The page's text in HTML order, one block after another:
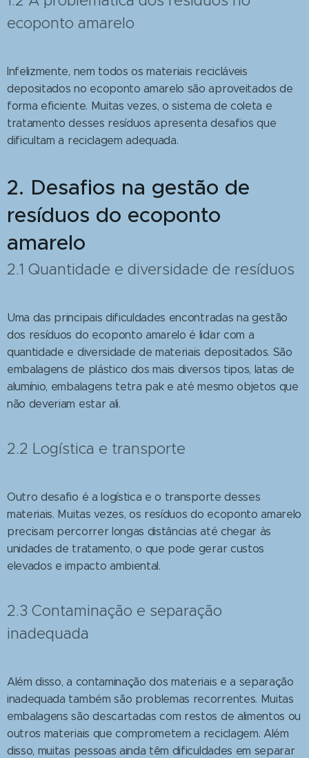
ecoponto amarelo
Infelizmente, nem todos os materiais recicláveis
depositados no ecoponto amarelo são aproveitados de
forma eficiente. Muitas vezes, o sistema de coleta e
tratamento desses resíduos apresenta desafios que
dificultam a reciclagem adequada.
2. Desafios na gestão de
resíduos do ecoponto
amarelo
2.1 Quantidade e diversidade de resíduos
Uma das principais dificuldades encontradas na gestão
dos resíduos do ecoponto amarelo é lidar com a
quantidade e diversidade de materiais depositados. São
embalagens de plástico dos mais diversos tipos, latas de
alumínio, embalagens tetra pak e até mesmo objetos que
não deveriam estar ali.
2.2 Logística e transporte
Outro desafio é a logística e o transporte desses
materiais. Muitas vezes, os resíduos do ecoponto amarelo
precisam percorrer longas distâncias até chegar às
unidades de tratamento, o que pode gerar custos
elevados e impacto ambiental.
2.3 Contaminação e separação
inadequada
Além disso, a contaminação dos materiais e a separação
inadequada também são problemas recorrentes. Muitas
embalagens são descartadas com restos de alimentos ou
outros materiais que comprometem a reciclagem. Além
disso, muitas pessoas ainda têm dificuldades em separar